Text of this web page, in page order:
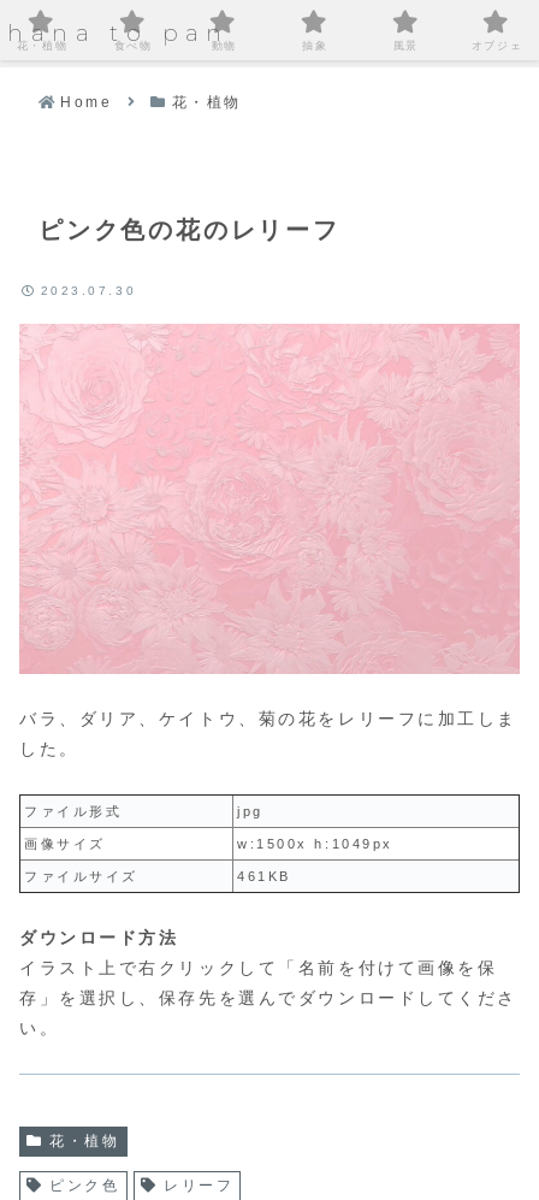
hana to pan
Home 花・植物
ピンク色の花のレリーフ
2023.07.30
バラ、ダリア、ケイトウ、菊の花をレリーフに加工しま
した。
ファイル形式 jpg
画像サイズ w:1500x h:1049px
ファイルサイズ 461KB
ダウンロード方法
イラスト上で右クリックして「名前を付けて画像を保
存」を選択し、保存先を選んでダウンロードしてくださ
い。
花・植物
ピンク色 レリーフ
花・植物 食べ物 動物 抽象 風景 オブジェ